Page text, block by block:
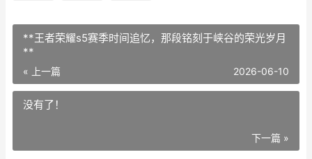
**王者荣耀s5赛季时间追忆，那段铭刻于峡谷的荣光岁月
**
« 上一篇 2026-06-10
没有了！
下一篇 »